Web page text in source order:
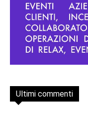
Ultimi commenti